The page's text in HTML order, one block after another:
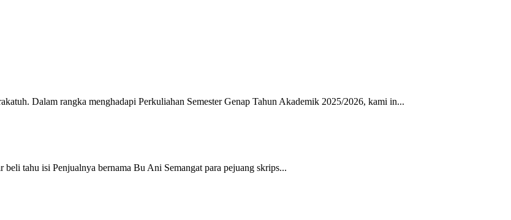
Dalam rangka menghadapi Perkuliahan Semester Genap Tahun Akademik 2025/2026, kami in...
tahu isi Penjualnya bernama Bu Ani Semangat para pejuang skrips...